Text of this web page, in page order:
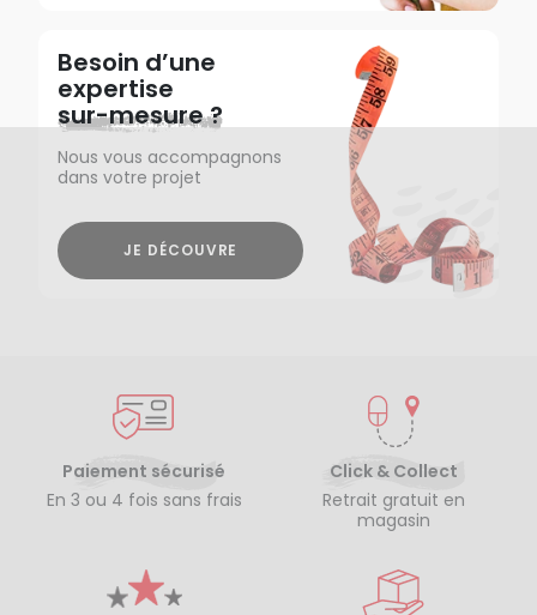
Besoin d’une
expertise
sur-mesure ?
Nous vous accompagnons
dans votre projet
JE DÉCOUVRE
Paiement sécurisé
En 3 ou 4 fois sans frais
Click & Collect
Retrait gratuit en
magasin